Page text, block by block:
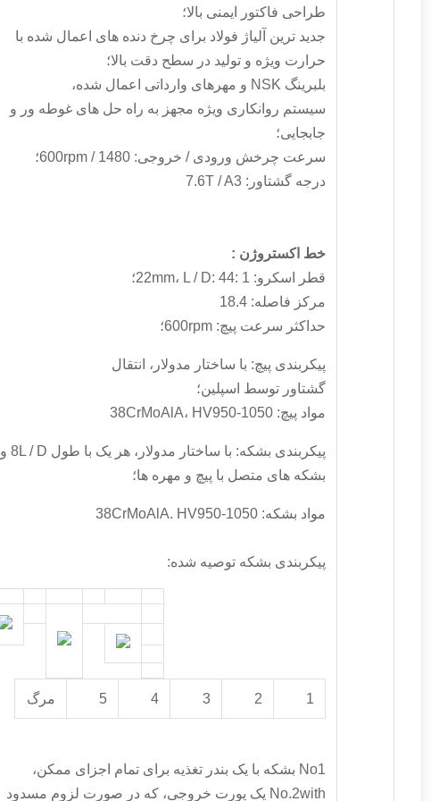
طراحی فاکتور ایمنی بالا؛
جدید ترین آلیاژ فولاد برای چرخ دنده های اعمال شده با
حرارت ویژه و تولید در سطح دقت بالا؛
بلبرینگ NSK و مهرهای وارداتی اعمال شده،
سیستم روانکاری ویژه مجهز به راه حل های غوطه ور و
جابجایی؛
سرعت چرخش ورودی / خروجی: 1480 / 600rpm؛
درجه گشتاور: 7.6T / A3
خط اکستروژن :
قطر اسکرو: 22mm، L / D: 44: 1؛
مرکز فاصله: 18.4
حداکثر سرعت پیچ: 600rpm؛
پیکربندی پیچ: با ساختار مدولار، انتقال
گشتاور توسط اسپلین؛
مواد پیچ: 38CrMoAlA، HV950-1050
پیکربندی بشکه: با ساختار مدولار، هر یک با طول 8L / D و
بشکه های متصل با پیچ و مهره ها؛
مواد بشکه: 38CrMoAlA. HV950-1050
پیکربندی بشکه توصیه شده:
1
2
3
4
5 مرگ
No1 بشکه با یک بندر تغذیه برای تمام اجزای ممکن،
No.2with یک پورت خروجی، که در صورت لزوم مسدود